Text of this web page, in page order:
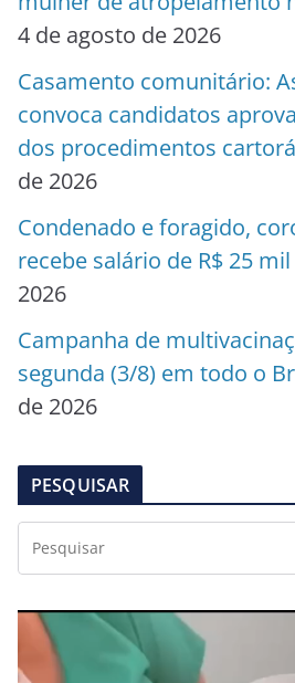
4 de agosto de 2026
Casamento comunitário:
convoca candidatos
dos procedimentos
de 2026
Condenado e foragido,
recebe salário de R$ 25 mil
2026
Campanha de
segunda (3/8) em todo o
de 2026
PESQUISAR